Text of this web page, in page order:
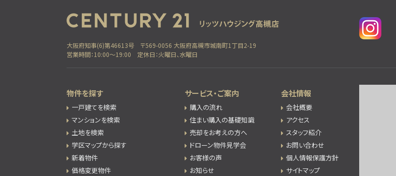
大阪府知事(6)第46613号
〒569-0056 大阪府高槻市城南町1丁目2-19
営業時間：10:00～19:00
定休日：火曜日、水曜日
物件を探す
一戸建てを検索
マンションを検索
土地を検索
学区マップから探す
新着物件
価格変更物件
サービス・ご案内
購入の流れ
住まい購入の基礎知識
売却をお考えの方へ
ドローン物件見学会
お客様の声
お知らせ
会社情報
会社概要
アクセス
スタッフ紹介
お問い合わせ
個人情報保護方針
サイトマップ